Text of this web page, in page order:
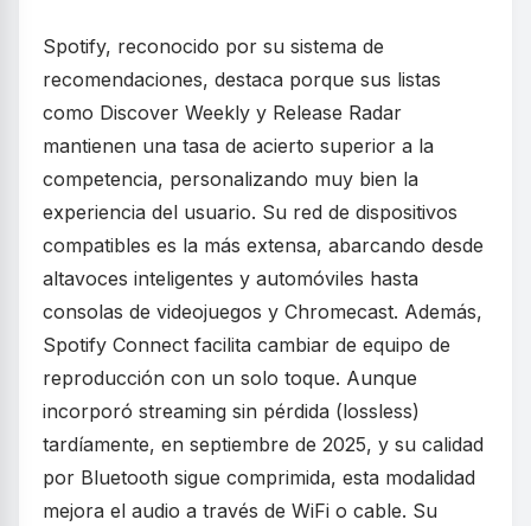
Spotify, reconocido por su sistema de
recomendaciones, destaca porque sus listas
como Discover Weekly y Release Radar
mantienen una tasa de acierto superior a la
competencia, personalizando muy bien la
experiencia del usuario. Su red de dispositivos
compatibles es la más extensa, abarcando desde
altavoces inteligentes y automóviles hasta
consolas de videojuegos y Chromecast. Además,
Spotify Connect facilita cambiar de equipo de
reproducción con un solo toque. Aunque
incorporó streaming sin pérdida (lossless)
tardíamente, en septiembre de 2025, y su calidad
por Bluetooth sigue comprimida, esta modalidad
mejora el audio a través de WiFi o cable. Su